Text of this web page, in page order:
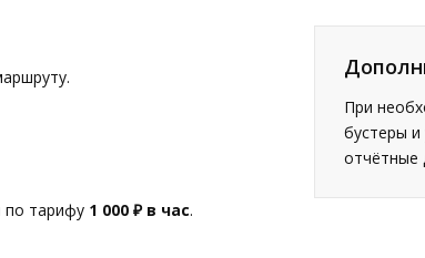
по тарифу 1 000 ₽ в час.
При
бустеры
отчётные